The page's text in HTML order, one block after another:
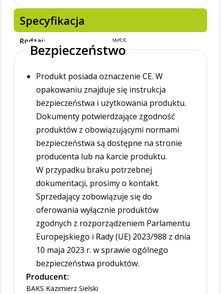
Specyfikacja
Rodzaj WSS
Bezpieczeństwo
Produkt posiada oznaczenie CE. W
opakowaniu znajduje się instrukcja
bezpieczeństwa i użytkowania produktu.
Dokumenty potwierdzające zgodność
produktów z obowiązującymi normami
bezpieczeństwa są dostępne na stronie
producenta lub na karcie produktu.
W przypadku braku potrzebnej
dokumentacji, prosimy o kontakt.
Sprzedający zobowiązuje się do
oferowania wyłącznie produktów
zgodnych z rozporządzeniem Parlamentu
Europejskiego i Rady (UE) 2023/988 z dnia
10 maja 2023 r. w sprawie ogólnego
bezpieczeństwa produktów.
Producent:
BAKS Kazimierz Sielski